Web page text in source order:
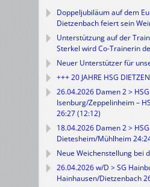
Doppeljubiläum auf dem
Dietzenbach feiert sein
Unterstützung auf der
Sterkel wird Co-Trainerin
Neuer Unterstützer für
+++ 20 JAHRE HSG
26.04.2026 Damen 2 > HSG
Isenburg/Zeppelinheim –
26:27 (12:12)
18.04.2026 Damen 2 >
Dietesheim/Mühlheim
Neue Weichenstellung bei
26.04.2026 w/D > SG
Hainhausen/Dietzenbach